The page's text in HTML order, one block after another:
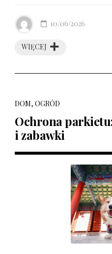
WIĘCEJ
10/06/2026
DOM, OGRÓD
Ochrona
i zabawki